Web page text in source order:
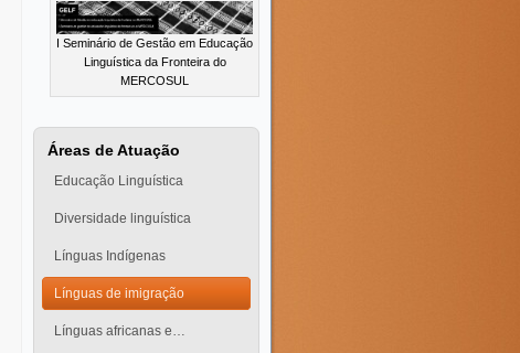
I Seminário de Gestão em Educação
Linguística da Fronteira do
MERCOSUL
Áreas de Atuação
Educação Linguística
Diversidade linguística
Línguas Indígenas
Línguas de imigração
Línguas africanas e…